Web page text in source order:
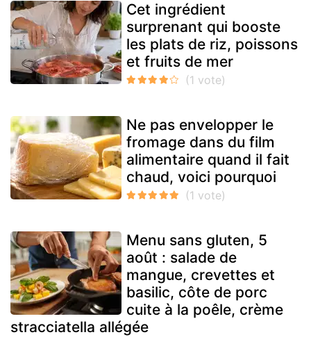
Cet ingrédient
surprenant qui booste
les plats de riz, poissons
et fruits de mer
Ne pas envelopper le
fromage dans du film
alimentaire quand il fait
chaud, voici pourquoi
Menu sans gluten, 5
août : salade de
mangue, crevettes et
basilic, côte de porc
cuite à la poêle, crème
stracciatella allégée